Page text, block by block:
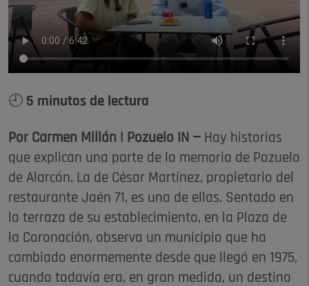
🕘 5 minutos de lectura
Por Carmen Millán | Pozuelo IN — Hay historias
que explican una parte de la memoria de Pozuelo
de Alarcón. La de César Martínez, propietario del
restaurante Jaén 71, es una de ellas. Sentado en
la terraza de su establecimiento, en la Plaza de
la Coronación, observa un municipio que ha
cambiado enormemente desde que llegó en 1975,
cuando todavía era, en gran medida, un destino